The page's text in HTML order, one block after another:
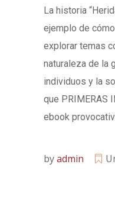
La historia
ejemplo de
explorar temas
naturaleza de la
individuos y la
que PRIMERAS
ebook
byadmin